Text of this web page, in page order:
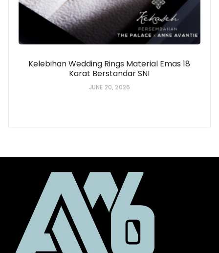
Kelebihan Wedding Rings Material Emas 18
Karat Berstandar SNI
JUNE 20, 2026